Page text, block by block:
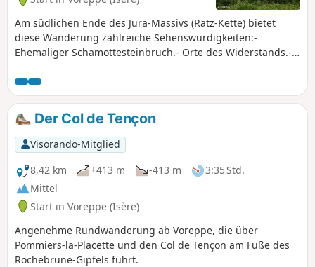
Am südlichen Ende des Jura-Massivs (Ratz-Kette) bietet
diese Wanderung zahlreiche Sehenswürdigkeiten:-
Ehemaliger Schamottesteinbruch.- Orte des Widerstands.-
jahrhundertealter Weg, von dem noch das Pflaster und die
Stützmauern erhalten sind.- Aussichtspunkte auf den Kar
de Roize.- Ebene und Schlucht der Isère, ein echter, von
Gletschern gegrabener Korridor zwischen dem Vercors und
der Chartreuse Wanderweg Nr. 2 der „Sentiers de
Chartreuse Occidentale“. Dieser Weg birgt die für Berg-
und Waldwege typischen Gegehen (herabfallende Äste,
Steine entlang der Felswand) und Vorsicht beim
Überqueren der Departementsstraße.
Der Col de Tençon
Visorando-Mitglied
8,42 km
+413 m -413 m
3:35 Std.
Mittel
Start in Voreppe (Isère)
Angenehme Rundwanderung ab Voreppe, die über
Pommiers-la-Placette und den Col de Tençon am Fuße des
Rochebrune-Gipfels führt.